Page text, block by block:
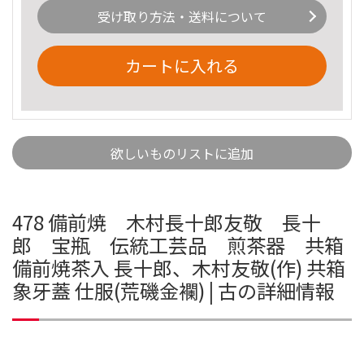
受け取り方法・送料について
カートに入れる
欲しいものリストに追加
478 備前焼 木村長十郎友敬 長十
郎 宝瓶 伝統工芸品 煎茶器 共箱
備前焼茶入 長十郎、木村友敬(作) 共箱
象牙蓋 仕服(荒磯金襴) | 古の詳細情報